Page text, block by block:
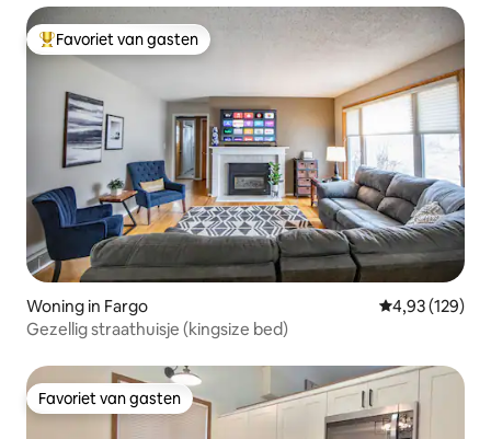
Topfavoriet van gasten
Favoriet van gasten
Woning in Fargo Gemiddelde
4,93 (129)
Gezellig straathuisje (kingsize bed)
Favoriet van gasten
Favoriet van gasten